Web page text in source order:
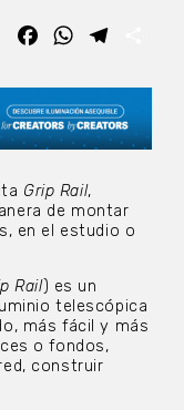
FacebookWhatsApp
Grip Rail,
de montar
en el estudio o
Rail) es un
telescópica
más fácil y más
o fondos,
construir